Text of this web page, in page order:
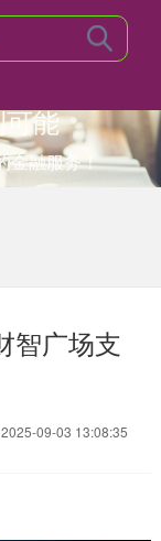
能
金融服务！
智广场支
09-03 13:08:35